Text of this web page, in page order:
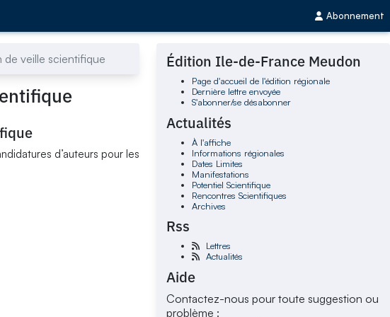
Abonnement
de veille scientifique
d’auteurs pour les
Édition Ile-de-France Meudon
Page d'accueil de l'édition régionale
Dernière lettre envoyée
S'abonner/se désabonner
Actualités
À l'affiche
Informations régionales
Dates Limites
Manifestations
Potentiel Scientifique
Rencontres Scientifiques
Archives
Rss
Lettres
Actualités
Aide
Contactez-nous pour toute suggestion ou
problème :